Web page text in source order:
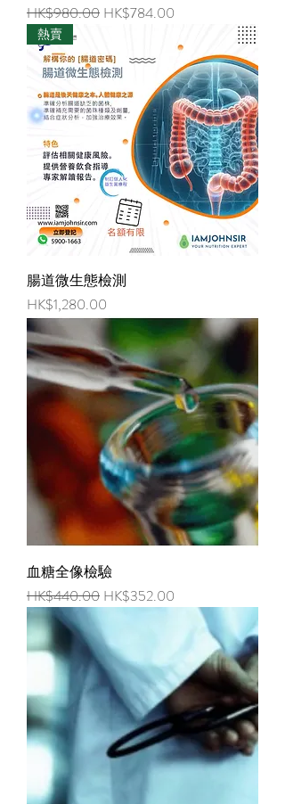
一般價格
HK$980.00 促銷價格
HK$784.00
熱賣
腸道微生態檢測
價格
HK$1,280.00
血糖全像檢驗
一般價格
HK$440.00 促銷價格
HK$352.00